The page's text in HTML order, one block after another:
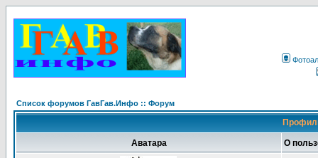
Список форумов ГавГав.Инфо :: Форум
Аватара О